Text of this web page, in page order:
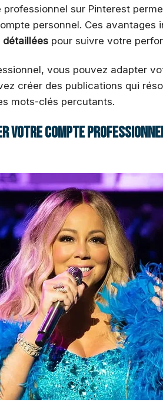
sur Pinterest
personnel. Ces avantages
détaillées pour suivre votre
vous pouvez adapter
créer des publications qui
mots-clés percutants.
votre compte